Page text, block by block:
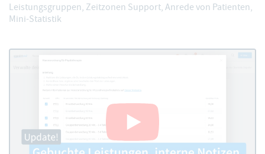
Leistungsgruppen, Zeitzonen Support, Anrede von Patienten,
Mini-Statistik